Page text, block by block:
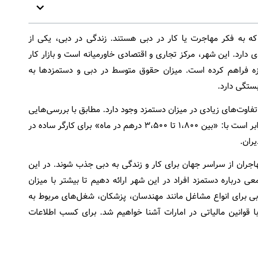
به فکر مهاجرت یا کار در دبی هستند. زندگی در دبی، یکی از
این شهر، مرکز تجاری و اقتصادی خاورمیانه است و بازار کار
کرده است. میزان حقوق متوسط در دبی و دستمزدها به
دارد.
زیادی در میزان دستمزد وجود دارد. مطابق با بررسی‌هایی
که اخیرا انجام شده است، حداقل و حداکثر حقوق در دبی برابر است با: «بین ۱،۸۰۰ تا ۳،۵۰۰ درهم در ماه» برای کارگر ساده در
از سراسر جهان برای کار و زندگی به دبی جذب شوند. در این
درباره دستمزد افراد در این شهر ارائه دهیم تا بیشتر با میزان
برای انواع مشاغل مانند مهندسان، پزشکان، شغل‌های مربوط به
قوانین مالیاتی در امارات آشنا خواهیم شد. برای کسب اطلاعات